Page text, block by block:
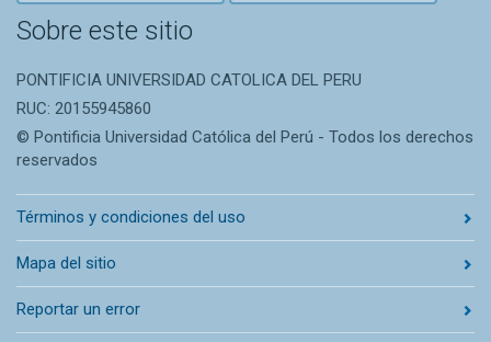
Sobre este sitio
PONTIFICIA UNIVERSIDAD CATOLICA DEL PERU
RUC: 20155945860
© Pontificia Universidad Católica del Perú - Todos los derechos
reservados
Términos y condiciones del uso
Mapa del sitio
Reportar un error